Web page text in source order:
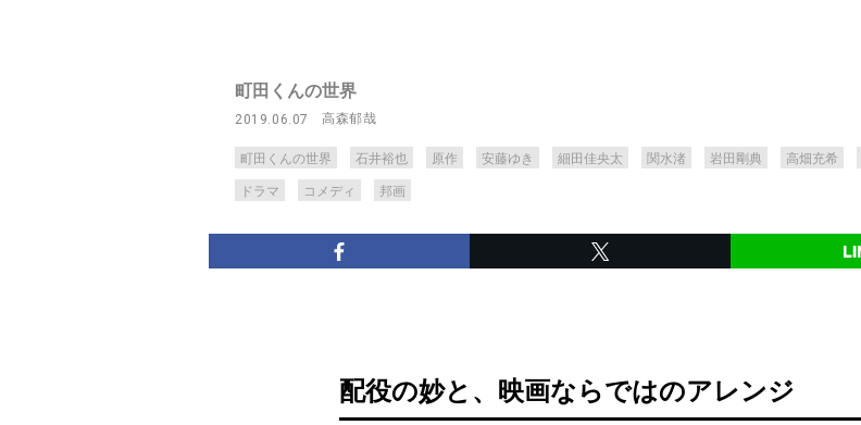
町田くんの世界
2019.06.07 高森郁哉
町田くんの世界 石井裕也 原作 安藤ゆき 細田佳央太 関水渚 岩田剛典 高畑充希
ドラマ コメディ 邦画
配役の妙と、映画ならではのアレンジ